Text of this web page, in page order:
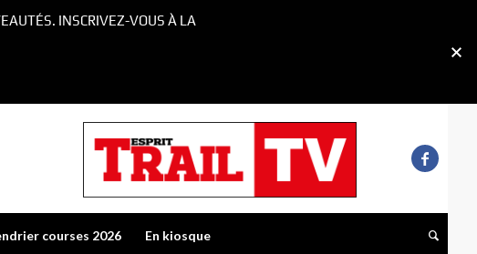
courses 2026 En kiosque
INSCRIVEZ-VOUS À LA